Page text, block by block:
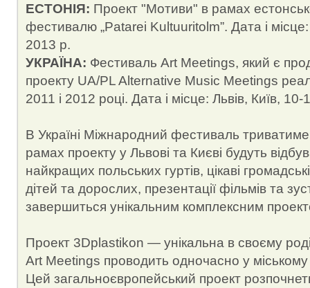
ЕСТОНІЯ: Проект "Мотиви" в рамах
фестивалю „Patarei Kultuuritolm”. Дата і
2013 р.
УКРАЇНА: Фестиваль Art Meetings, який є
проекту UA/PL Alternative Music Meetings
2011 і 2012 році. Дата і місце: Львів, Київ,
В Україні Міжнародний фестиваль
рамах проекту у Львові та Києві будуть
найкращих польських гуртів, цікаві
дітей та дорослих, презентації фільмів та
завершиться унікальним комплексним
Проект 3Dplastikon — унікальна в своєму
Art Meetings проводить одночасно у міському
Цей загальноєвропейський проект